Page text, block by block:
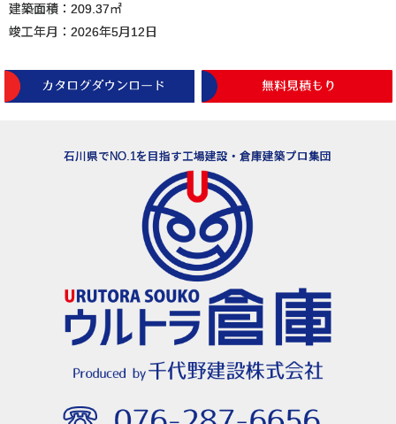
建築面積：209.37㎡
竣工年月：2026年5月12日
石川県でNO.1を目指す工場建設・倉庫建築プロ集団